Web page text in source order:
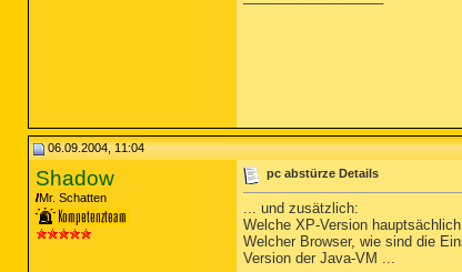
06.09.2004, 11:04
Shadow
Mr. Schatten
pc abstürze Details
... und zusätzlich:
Welche XP-Version
Welcher Browser, wie sind die
Version der Java-VM ...